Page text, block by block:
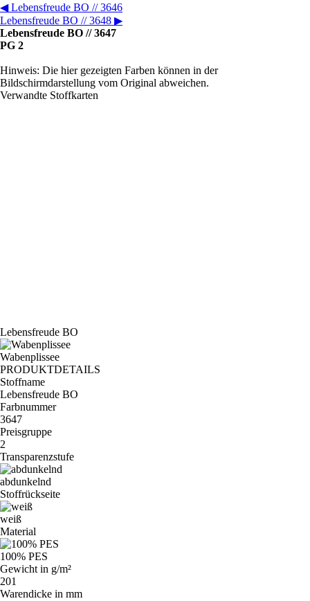
◀Lebensfreude BO // 3646
Lebensfreude BO // 3648 ▶
Lebensfreude BO // 3647
PG 2
Hinweis: Die hier gezeigten Farben können in der
Bildschirmdarstellung vom Original abweichen.
Verwandte Stoffkarten
Lebensfreude BO
Wabenplissee
PRODUKTDETAILS
Stoffname
Lebensfreude BO
Farbnummer
3647
Preisgruppe
2
Transparenzstufe
abdunkelnd
Stoffrückseite
weiß
Material
100% PES
Gewicht in g/m²
201
Warendicke in mm